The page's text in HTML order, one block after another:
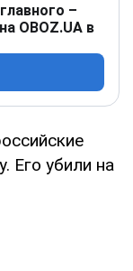
–
OBOZ.UA в
Его убили на